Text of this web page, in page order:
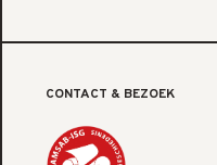
CONTACT & BEZOEK